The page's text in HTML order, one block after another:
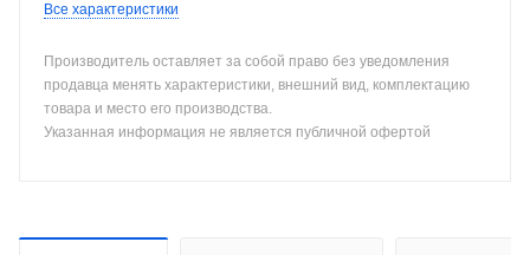
Все характеристики
Производитель оставляет за собой право без уведомления
продавца менять характеристики, внешний вид, комплектацию
товара и место его производства.
Указанная информация не является публичной офертой